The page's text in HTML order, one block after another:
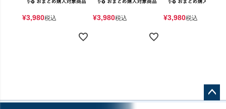
¥3,980税込 ¥3,980税込 ¥3,980税込